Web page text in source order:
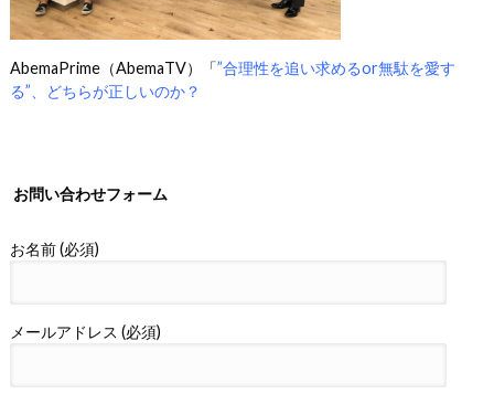
AbemaPrime（AbemaTV）「”合理性を追い求めるor無駄を愛す
る”、どちらが正しいのか？
お問い合わせフォーム
お名前 (必須)
メールアドレス (必須)